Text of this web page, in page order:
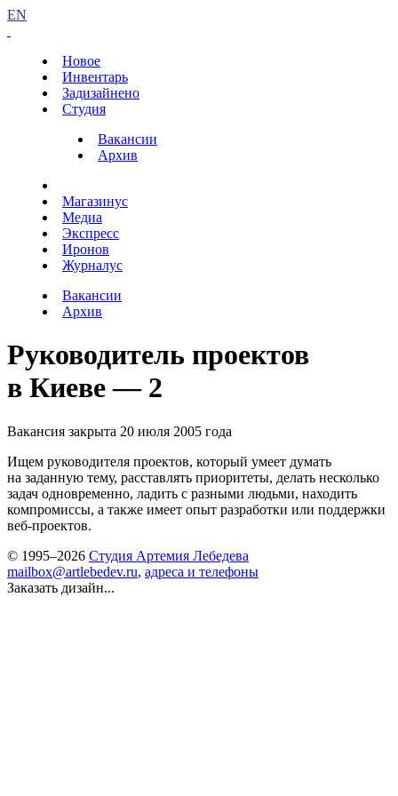
EN
Новое
Инвентарь
Задизайнено
Студия
Вакансии
Архив
Магазинус
Медиа
Экспресс
Иронов
Журналус
Вакансии
Архив
Руководитель проектов
в Киеве — 2
Вакансия закрыта 20 июля 2005 года
Ищем руководителя проектов, который умеет думать
на заданную тему, расставлять приоритеты, делать несколько
задач одновременно, ладить с разными людьми, находить
компромиссы, а также имеет опыт разработки или поддержки
веб-проектов.
© 1995–2026 Студия Артемия Лебедева
mailbox@artlebedev.ru, адреса и телефоны
Заказать дизайн...